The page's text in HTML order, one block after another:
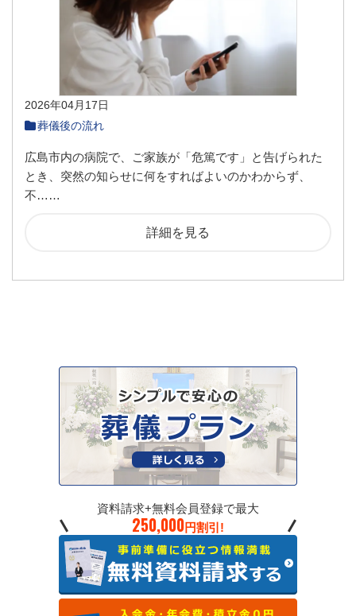
2026年04月17日
葬儀後の流れ
広島市内の病院で、ご家族が「危篤です」と告げられた
とき、突然の知らせに何をすればよいのかわからず、
不……
詳細を見る
資料請求+無料会員登録で最大
250,000円割引!